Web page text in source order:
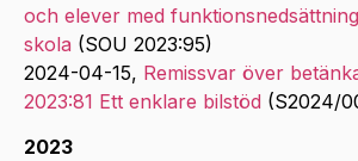
och elever med
skola (SOU 2023:95)
2024-04-15, Remissvar över
2023:81 Ett enklare bilstöd (S2024/
2023